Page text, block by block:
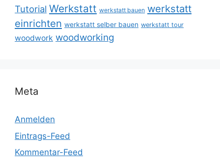
Tutorial Werkstatt werkstatt bauen werkstatt
einrichten werkstatt selber bauen werkstatt tour
woodwork woodworking
Meta
Anmelden
Eintrags-Feed
Kommentar-Feed